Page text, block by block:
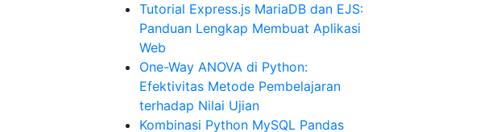
Tutorial Express.js MariaDB dan EJS:
Panduan Lengkap Membuat Aplikasi
Web
One-Way ANOVA di Python:
Efektivitas Metode Pembelajaran
terhadap Nilai Ujian
Kombinasi Python MySQL Pandas